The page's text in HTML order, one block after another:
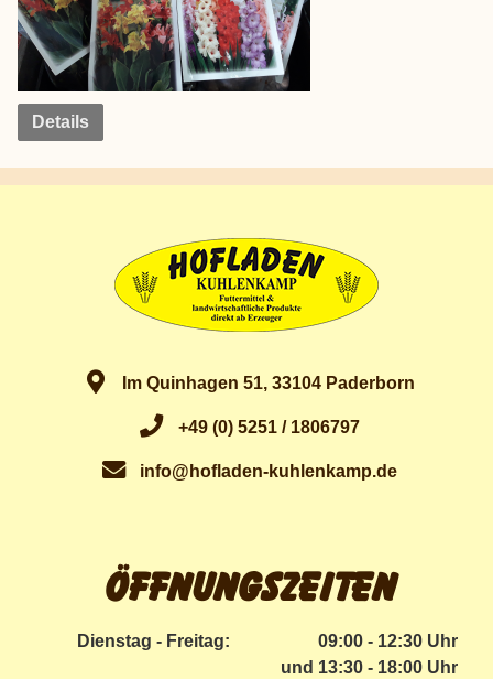
Details
Im Quinhagen 51, 33104 Paderborn
+49 (0) 5251 / 1806797
info@hofladen-kuhlenkamp.de
Öffnungszeiten
Dienstag - Freitag:
09:00 - 12:30 Uhr
und 13:30 - 18:00 Uhr